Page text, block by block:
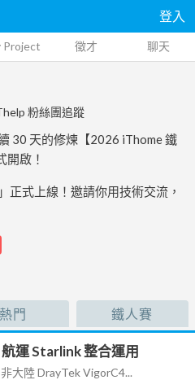
登入
Project 徵才 聊天
粉絲團追蹤
30 天的修煉【2026 iThome 鐵
開啟！
正式上線！邀請你用技術交流，
熱門 鐵人賽
運 Starlink 整合運用
大陸 DrayTek VigorC4...